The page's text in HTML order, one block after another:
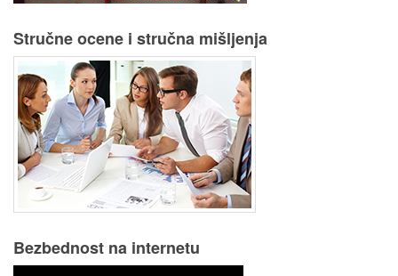
Stručne ocene i stručna mišljenja
Bezbednost na internetu